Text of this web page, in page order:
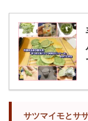
サツマイモとサ